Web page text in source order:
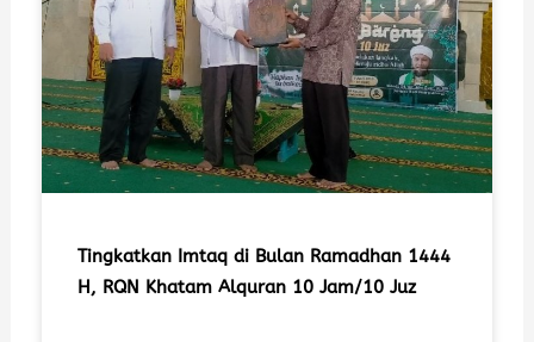
Tingkatkan Imtaq di Bulan Ramadhan 1444
H, RQN Khatam Alquran 10 Jam/10 Juz